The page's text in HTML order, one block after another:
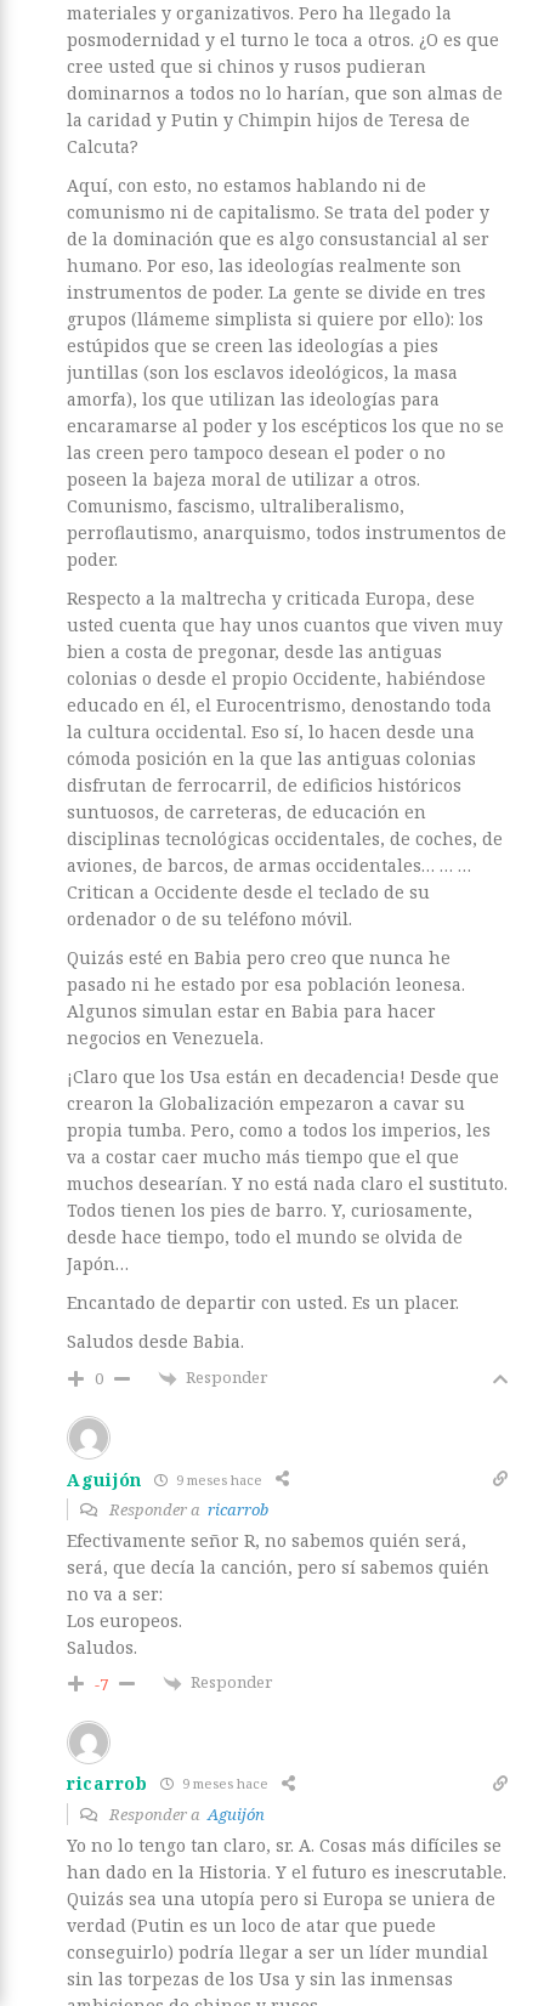
materiales y organizativos. Pero ha llegado la
posmodernidad y el turno le toca a otros. ¿O es que
cree usted que si chinos y rusos pudieran
dominarnos a todos no lo harían, que son almas de
la caridad y Putin y Chimpin hijos de Teresa de
Calcuta?
Aquí, con esto, no estamos hablando ni de
comunismo ni de capitalismo. Se trata del poder y
de la dominación que es algo consustancial al ser
humano. Por eso, las ideologías realmente son
instrumentos de poder. La gente se divide en tres
grupos (llámeme simplista si quiere por ello): los
estúpidos que se creen las ideologías a pies
juntillas (son los esclavos ideológicos, la masa
amorfa), los que utilizan las ideologías para
encaramarse al poder y los escépticos los que no se
las creen pero tampoco desean el poder o no
poseen la bajeza moral de utilizar a otros.
Comunismo, fascismo, ultraliberalismo,
perroflautismo, anarquismo, todos instrumentos de
poder.
Respecto a la maltrecha y criticada Europa, dese
usted cuenta que hay unos cuantos que viven muy
bien a costa de pregonar, desde las antiguas
colonias o desde el propio Occidente, habiéndose
educado en él, el Eurocentrismo, denostando toda
la cultura occidental. Eso sí, lo hacen desde una
cómoda posición en la que las antiguas colonias
disfrutan de ferrocarril, de edificios históricos
suntuosos, de carreteras, de educación en
disciplinas tecnológicas occidentales, de coches, de
aviones, de barcos, de armas occidentales… … …
Critican a Occidente desde el teclado de su
ordenador o de su teléfono móvil.
Quizás esté en Babia pero creo que nunca he
pasado ni he estado por esa población leonesa.
Algunos simulan estar en Babia para hacer
negocios en Venezuela.
¡Claro que los Usa están en decadencia! Desde que
crearon la Globalización empezaron a cavar su
propia tumba. Pero, como a todos los imperios, les
va a costar caer mucho más tiempo que el que
muchos desearían. Y no está nada claro el sustituto.
Todos tienen los pies de barro. Y, curiosamente,
desde hace tiempo, todo el mundo se olvida de
Japón…
Encantado de departir con usted. Es un placer.
Saludos desde Babia.
0 Responder
Aguijón 9 meses hace
Responder a ricarrob
Efectivamente señor R, no sabemos quién será,
será, que decía la canción, pero sí sabemos quién
no va a ser:
Los europeos.
Saludos.
-7 Responder
ricarrob 9 meses hace
Responder aAguijón
Yo no lo tengo tan claro, sr. A. Cosas más difíciles se
han dado en la Historia. Y el futuro es inescrutable.
Quizás sea una utopía pero si Europa se uniera de
verdad (Putin es un loco de atar que puede
conseguirlo) podría llegar a ser un líder mundial
sin las torpezas de los Usa y sin las inmensas